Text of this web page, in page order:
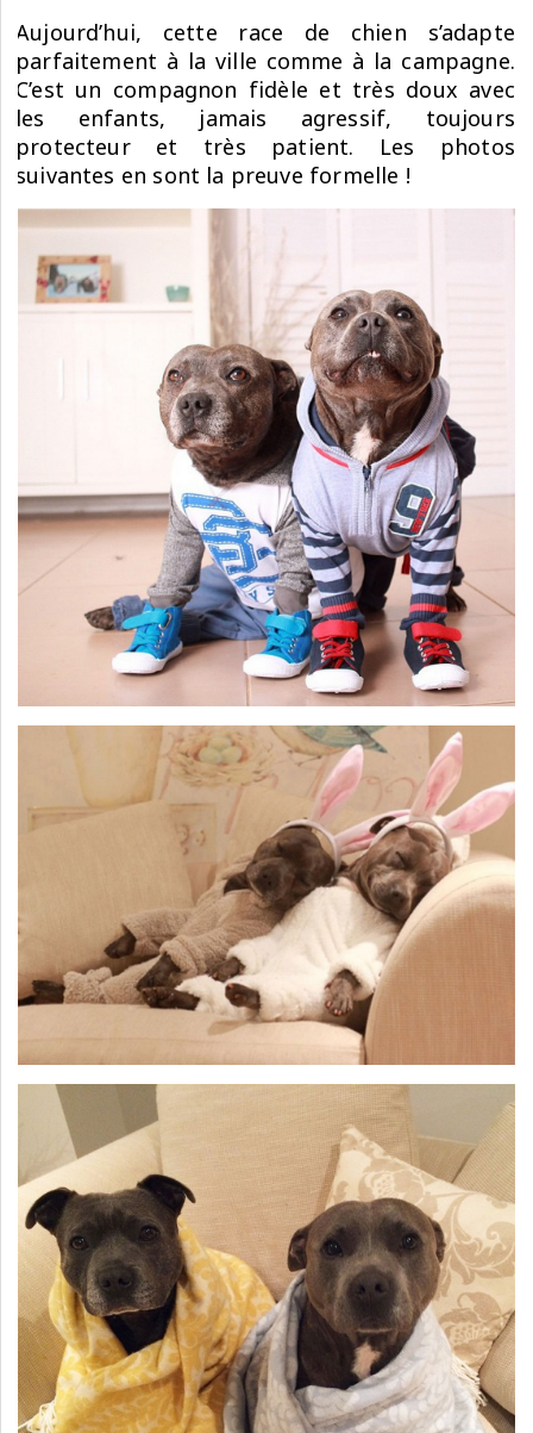
Aujourd’hui, cette race de chien s’adapte
parfaitement à la ville comme à la campagne.
C’est un compagnon fidèle et très doux avec
les enfants, jamais agressif, toujours
protecteur et très patient. Les photos
suivantes en sont la preuve formelle !